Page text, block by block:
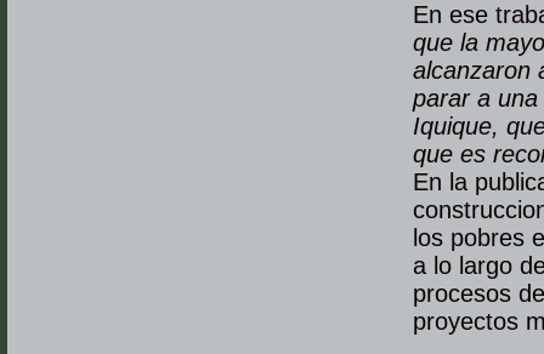
En ese
que la
alcanzaron
parar a una
Iquique,
que es
En la
los pobres
a lo largo
procesos
proyectos